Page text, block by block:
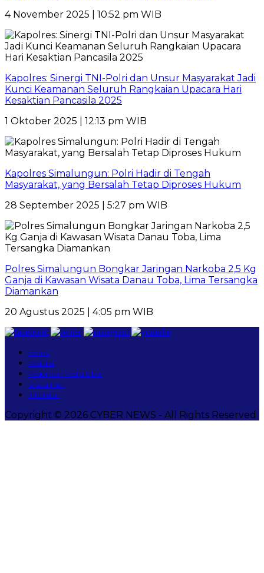
4 November 2025 | 10:52 pm WIB
Kapolres: Sinergi TNI-Polri dan Unsur Masyarakat Jadi
Kunci Keamanan Seluruh Rangkaian Upacara Hari
Kesaktian Pancasila 2025
1 Oktober 2025 | 12:13 pm WIB
Kapolres Simalungun: Polri Hadir di Tengah
Masyarakat, yang Bersalah Tetap Diproses Hukum
28 September 2025 | 5:27 pm WIB
Polres Simalungun Bongkar Jaringan Narkoba 2,5 Kg
Ganja di Kawasan Wisata Danau Toba, Lima Tersangka
Diamankan
20 Agustus 2025 | 4:05 pm WIB
Home
Redaksi
Pedoman Media Siber
Disclaimer
Info Iklan
Copyright © 2026 CYBER NEWS - All Rights Reserved